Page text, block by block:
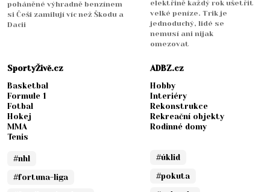
poháněné výhradně benzínem
si Češi zamilují víc než Škodu a
Dacii
elektřině každý rok ušetřit
velké peníze. Trik je
jednoduchý, lidé se
nemusí ani nijak
omezovat
SportyŽivě.cz
Basketbal
Formule 1
Fotbal
Hokej
MMA
Tenis
#nhl
#fortuna-liga
ADBZ.cz
Hobby
Interiéry
Rekonstrukce
Rekreační objekty
Rodinné domy
#úklid
#pokuta